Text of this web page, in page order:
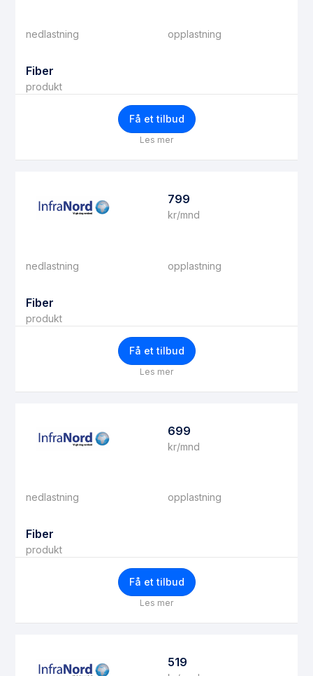
nedlastning opplastning
Fiber
produkt
Få et tilbud
Les mer
799
kr/mnd
nedlastning opplastning
Fiber
produkt
Få et tilbud
Les mer
699
kr/mnd
nedlastning opplastning
Fiber
produkt
Få et tilbud
Les mer
519